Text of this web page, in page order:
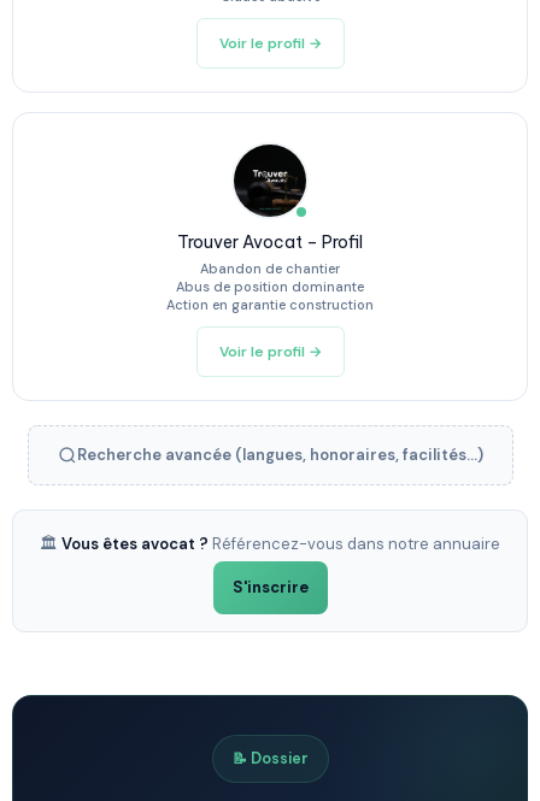
Voir le profil →
Trouver Avocat – Profil
Abandon de chantier
Abus de position dominante
Action en garantie construction
Voir le profil →
Recherche avancée (langues, honoraires, facilités...)
🏛️ Vous êtes avocat ? Référencez-vous dans notre annuaire
S'inscrire
📝 Dossier